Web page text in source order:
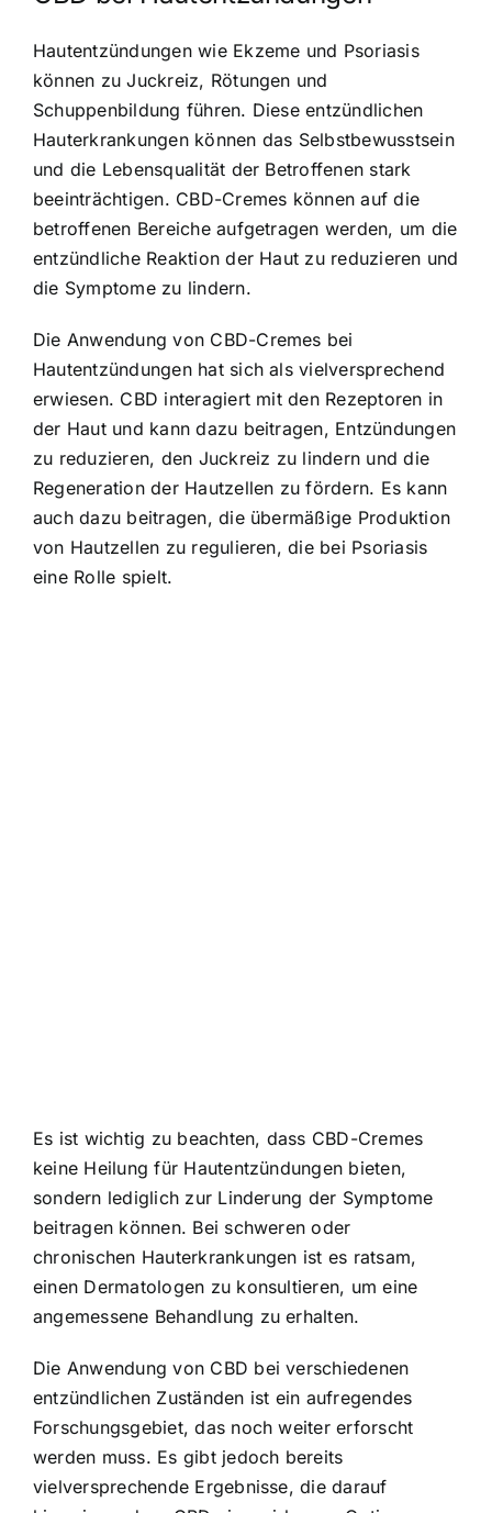
Hautentzündungen wie Ekzeme und Psoriasis
können zu Juckreiz, Rötungen und
Schuppenbildung führen. Diese entzündlichen
Hauterkrankungen können das Selbstbewusstsein
und die Lebensqualität der Betroffenen stark
beeinträchtigen. CBD-Cremes können auf die
betroffenen Bereiche aufgetragen werden, um die
entzündliche Reaktion der Haut zu reduzieren und
die Symptome zu lindern.
Die Anwendung von CBD-Cremes bei
Hautentzündungen hat sich als vielversprechend
erwiesen. CBD interagiert mit den Rezeptoren in
der Haut und kann dazu beitragen, Entzündungen
zu reduzieren, den Juckreiz zu lindern und die
Regeneration der Hautzellen zu fördern. Es kann
auch dazu beitragen, die übermäßige Produktion
von Hautzellen zu regulieren, die bei Psoriasis
eine Rolle spielt.
Es ist wichtig zu beachten, dass CBD-Cremes
keine Heilung für Hautentzündungen bieten,
sondern lediglich zur Linderung der Symptome
beitragen können. Bei schweren oder
chronischen Hauterkrankungen ist es ratsam,
einen Dermatologen zu konsultieren, um eine
angemessene Behandlung zu erhalten.
Die Anwendung von CBD bei verschiedenen
entzündlichen Zuständen ist ein aufregendes
Forschungsgebiet, das noch weiter erforscht
werden muss. Es gibt jedoch bereits
vielversprechende Ergebnisse, die darauf